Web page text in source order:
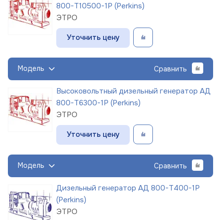
800-Т10500-1Р (Perkins)
ЭТРО
Уточнить цену
Модель Сравнить
Высоковольтный дизельный генератор АД
800-Т6300-1Р (Perkins)
ЭТРО
Уточнить цену
Модель Сравнить
Дизельный генератор АД 800-Т400-1Р
(Perkins)
ЭТРО